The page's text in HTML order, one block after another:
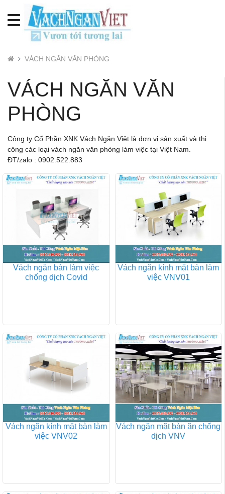
VÁCH NGĂN VĂN PHÒNG
VÁCH NGĂN VĂN
PHÒNG
Công ty Cổ Phần XNK Vách Ngăn Việt là đơn vị sản xuất và thi
công các loại vách ngăn văn phòng làm việc tại Việt Nam.
ĐT/zalo : 0902.522.883
Vách ngăn bàn làm việc
chống dịch Covid
Vách ngăn kính mặt bàn làm
việc VNV01
Vách ngăn kính mặt bàn làm
việc VNV02
Vách ngăn mặt bàn ăn chống
dịch VNV